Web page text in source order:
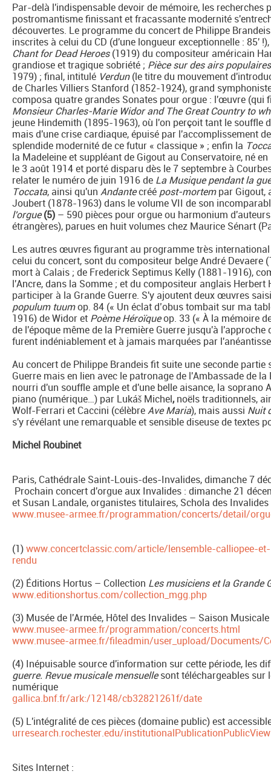
Par-delà l'indispensable devoir de mémoire, les recherches
postromantisme finissant et fracassante modernité
découvertes. Le programme du concert de Philippe
inscrites à celui du CD (d'une longueur exceptionnelle : 85'
Chant for Dead Heroes(1919) du compositeur américain
grandiose et tragique sobriété ; Pièce sur des airs
1979) ; final, intitulé Verdun(le titre du mouvement
de Charles Villiers Stanford (1852-1924), grand
composa quatre grandes Sonates pour orgue : l'œuvre (qui
Monsieur Charles-Marie Widor and The Great Country to
jeune Hindemith (1895-1963), où l'on perçoit tant le souffle
mais d'une crise cardiaque, épuisé par l'accomplissement
splendide modernité de ce futur « classique » ; enfin la
la Madeleine et suppléant de Gigout au Conservatoire, né
le 3 août 1914 et porté disparu dès le 7 septembre à
relater le numéro de juin 1916 de La Musique pendant la
Toccata, ainsi qu'un Andantecréé post-mortempar Gigout,
Joubert (1878-1963) dans le volume VII de son
l'orgue (5) – 590 pièces pour orgue ou harmonium
étrangères), parues en huit volumes chez Maurice Sénart
Les autres œuvres figurant au programme très
celui du concert, sont du compositeur belge André Devaere
mort à Calais ; de Frederick Septimus Kelly (1881-1916),
l'Ancre, dans la Somme ; et du compositeur anglais
participer à la Grande Guerre. S'y ajoutent deux œuvres
populum tuumop. 84 (« Un éclat d’obus tombait sur ma
1916) de Widor et Poème Héroïqueop. 33 (« À la mémoire
de l'époque même de la Première Guerre jusqu'à
furent indéniablement et à jamais marquées par
Au concert de Philippe Brandeis fit suite une seconde
Guerre mais en lien avec le patronage de l'Ambassade de
nourri d'un souffle ample et d'une belle aisance, la soprano
piano (numérique…) par Lukáš Michel,noëls traditionnels,
Wolf-Ferrari et Caccini (célèbreAve Maria), mais aussi Nuit
s'y révélant une remarquable et sensible diseuse de textes
Michel Roubinet
Paris, Cathédrale Saint-Louis-des-Invalides, dimanche 7
Prochain concert d'orgue aux Invalides : dimanche 21
et Susan Landale, organistes titulaires, Schola des
www.musee-armee.fr/programmation/concerts/detail/
(1)www.concertclassic.com/article/lensemble-calliopee-
rendu
(2) Éditions Hortus – Collection Les musiciens et la Grande
www.editionshortus.com/collection_mgg.php
(3) Musée de l'Armée, Hôtel des Invalides – Saison
www.musee-armee.fr/programmation/concerts.html
www.musee-armee.fr/fileadmin/user_upload/Documents/
(4) Inépuisable source d'information sur cette période, les
guerre. Revue musicale mensuellesont téléchargeables sur
numérique
gallica.bnf.fr/ark:/12148/cb32821261f/date
(5) L'intégralité de ces pièces (domaine public) est
urresearch.rochester.edu/
Sites Internet :